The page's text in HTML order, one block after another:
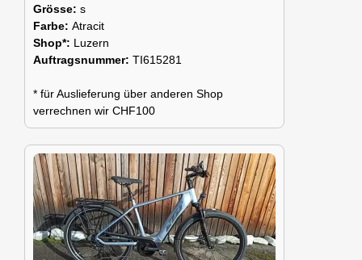
Grösse: s
Farbe: Atracit
Shop*: Luzern
Auftragsnummer: TI615281
* für Auslieferung über anderen Shop
verrechnen wir CHF100